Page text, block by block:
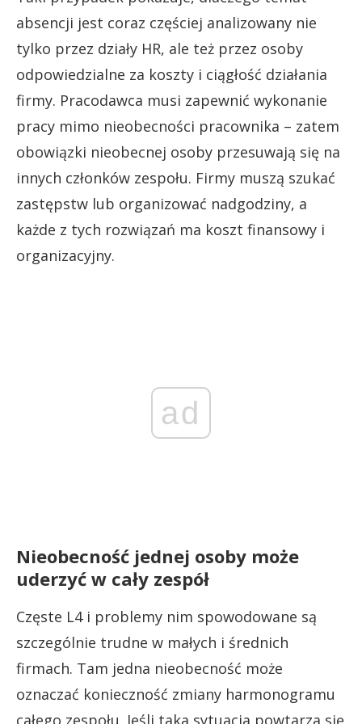
absencji jest coraz częściej analizowany nie
tylko przez działy HR, ale też przez osoby
odpowiedzialne za koszty i ciągłość działania
firmy. Pracodawca musi zapewnić wykonanie
pracy mimo nieobecności pracownika – zatem
obowiązki nieobecnej osoby przesuwają się na
innych członków zespołu. Firmy muszą szukać
zastępstw lub organizować nadgodziny, a
każde z tych rozwiązań ma koszt finansowy i
organizacyjny.
ad
Nieobecność jednej osoby może
uderzyć w cały zespół
Częste L4 i problemy nim spowodowane są
szczególnie trudne w małych i średnich
firmach. Tam jedna nieobecność może
oznaczać konieczność zmiany harmonogramu
całego zespołu. Jeśli taka sytuacja powtarza się